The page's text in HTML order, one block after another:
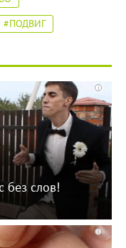
#ПОДВИГ
i
без слов!
i